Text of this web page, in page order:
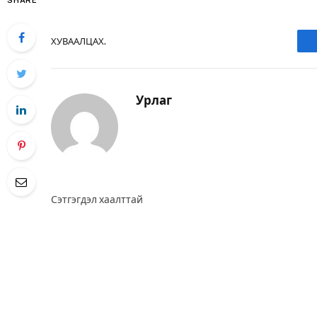
ХУВААЛЦАХ.
Урлаг
Сэтгэгдэл хаалттай